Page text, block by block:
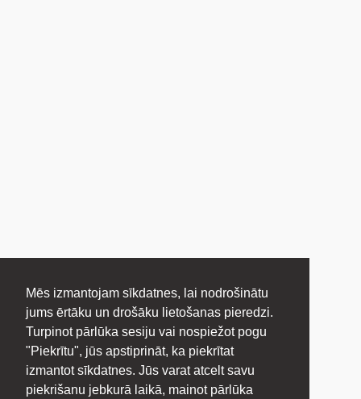
Mēs izmantojam sīkdatnes, lai nodrošinātu
jums ērtāku un drošāku lietošanas pieredzi.
Turpinot pārlūka sesiju vai nospiežot pogu
"Piekrītu", jūs apstiprināt, ka piekrītat
izmantot sīkdatnes. Jūs varat atcelt savu
piekrišanu jebkurā laikā, mainot pārlūka